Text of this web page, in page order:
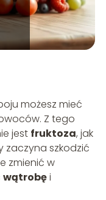
możesz mieć
Z tego
jest fruktoza, jak
zaczyna szkodzić
zmienić w
wątrobęi